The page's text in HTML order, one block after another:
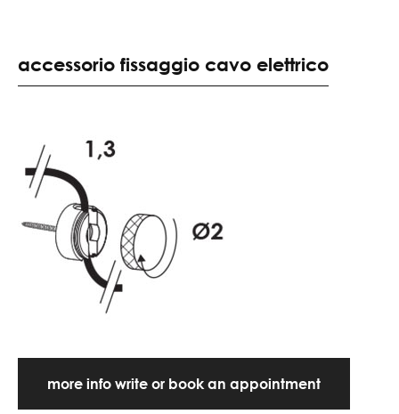
accessorio fissaggio cavo elettrico
more info write or book an appointment